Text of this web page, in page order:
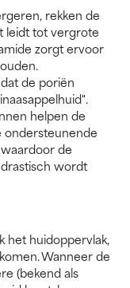
rekken de
leidt tot vergrote
zorgt ervoor
de poriën
helpen de
ondersteunende
de
drastisch wordt
het huidoppervlak,
Wanneer de
(bekend als